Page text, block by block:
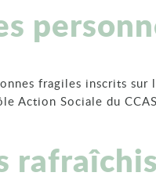
fragiles inscrits sur
Action Sociale du
rafraîchis